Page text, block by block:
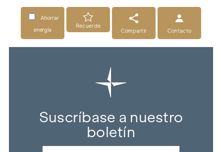
Ahorrar
energía
Recuerde
Compartir
Contacto
Suscríbase a nuestro
boletín